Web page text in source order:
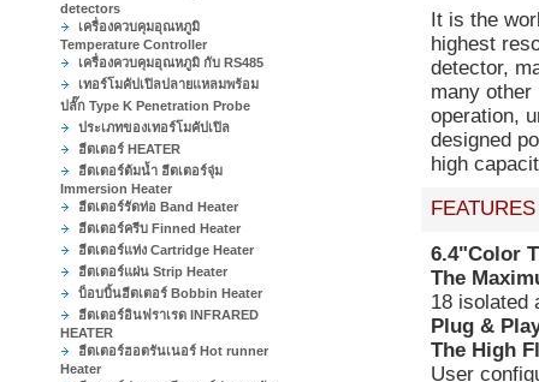
detectors
เครื่องควบคุมอุณหภูมิ
Temperature Controller
เครื่องควบคุมอุณหภูมิ กับ RS485
เทอร์โมคัปเปิลปลายแหลมพร้อม
ปลั๊ก Type K Penetration Probe
ประเภทของเทอร์โมคัปเปิล
ฮีตเตอร์ HEATER
ฮีตเตอร์ต้มน้ำ ฮีตเตอร์จุ่ม
Immersion Heater
ฮีตเตอร์รัดท่อ Band Heater
ฮีตเตอร์ครีบ Finned Heater
ฮีตเตอร์แท่ง Cartridge Heater
ฮีตเตอร์แผ่น Strip Heater
บ็อบบิ้นฮีตเตอร์ Bobbin Heater
ฮีตเตอร์อินฟราเรด INFRARED
HEATER
ฮีตเตอร์ฮอตรันเนอร์ Hot runner
Heater
It is the
highest
detector,
many
operation,
designed
high
FEATURES
6.4"Color
The
18 isolated
Plug &
The High
User